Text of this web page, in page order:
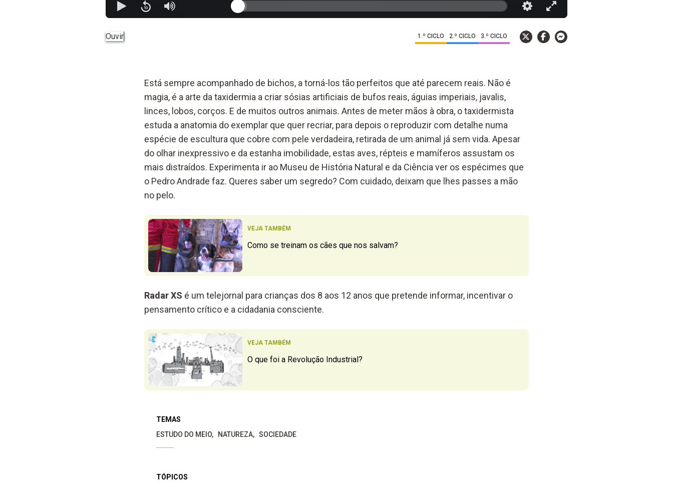
Ouvir 1.º CICLO 2.º CICLO 3.º CICLO
Está sempre acompanhado de bichos, a torná-los tão perfeitos que até parecem reais. Não é
magia, é a arte da taxidermia a criar sósias artificiais de bufos reais, águias imperiais, javalis,
linces, lobos, corços. E de muitos outros animais. Antes de meter mãos à obra, o taxidermista
estuda a anatomia do exemplar que quer recriar, para depois o reproduzir com detalhe numa
espécie de escultura que cobre com pele verdadeira, retirada de um animal já sem vida. Apesar
do olhar inexpressivo e da estanha imobilidade, estas aves, répteis e mamíferos assustam os
mais distraídos. Experimenta ir ao Museu de História Natural e da Ciência ver os espécimes que
o Pedro Andrade faz. Queres saber um segredo? Com cuidado, deixam que lhes passes a mão
no pelo.
VEJA TAMBÉM
Como se treinam os cães que nos salvam?
Radar XS é um telejornal para crianças dos 8 aos 12 anos que pretende informar, incentivar o
pensamento crítico e a cidadania consciente.
VEJA TAMBÉM
O que foi a Revolução Industrial?
TEMAS
ESTUDO DO MEIO
NATUREZA SOCIEDADE
TÓPICOS